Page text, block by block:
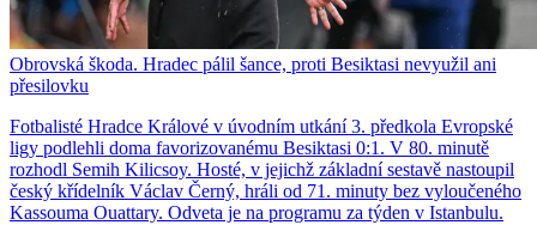
Obrovská škoda. Hradec pálil šance, proti Besiktasi nevyužil ani
přesilovku
Fotbalisté Hradce Králové v úvodním utkání 3. předkola Evropské
ligy podlehli doma favorizovanému Besiktasi 0:1. V 80. minutě
rozhodl Semih Kilicsoy. Hosté, v jejichž základní sestavě nastoupil
český křídelník Václav Černý, hráli od 71. minuty bez vyloučeného
Kassouma Ouattary. Odveta je na programu za týden v Istanbulu.